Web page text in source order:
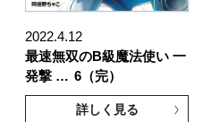
2022.4.12
最速無双のB級魔法使い 一
発撃 … 6（完）
詳しく見る